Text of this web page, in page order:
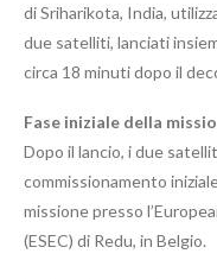
di Sriharikota, India,
due satelliti, lanciati
circa 18 minuti dopo il
Fase iniziale della
Dopo il lancio, i due
commissionamento
missione presso
(ESEC) di Redu, in Belgio.